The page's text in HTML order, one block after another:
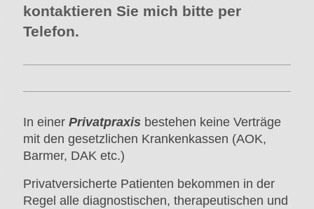
kontaktieren Sie mich bitte per
Telefon.
In einer Privatpraxisbestehen keine Verträge
mit den gesetzlichen Krankenkassen (AOK,
Barmer, DAK etc.)
Privatversicherte Patienten bekommen in der
Regel alle diagnostischen, therapeutischen und